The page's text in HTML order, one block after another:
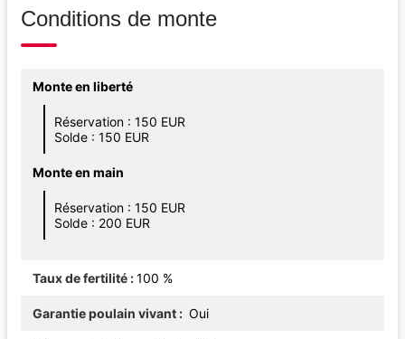
Conditions de monte
Monte en liberté
Réservation : 150 EUR
Solde : 150 EUR
Monte en main
Réservation : 150 EUR
Solde : 200 EUR
Taux de fertilité 100 %
Garantie poulain vivant Oui